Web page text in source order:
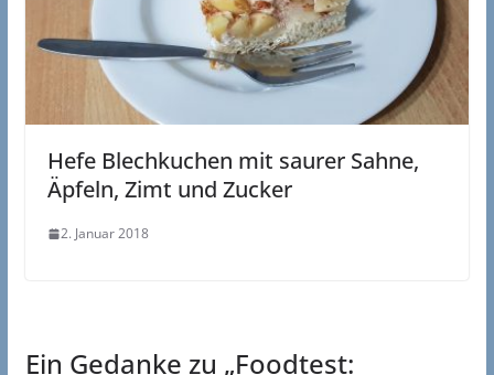
Hefe Blechkuchen mit saurer Sahne,
Äpfeln, Zimt und Zucker
2. Januar 2018
Ein Gedanke zu „Foodtest: